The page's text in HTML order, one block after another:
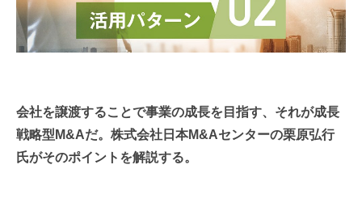
本サイトのご利用にあたって
お問い合わせ
会社を譲渡することで事業の成長を目指す、それが成長
戦略型M&Aだ。株式会社日本M&Aセンターの栗原弘行
氏がそのポイントを解説する。